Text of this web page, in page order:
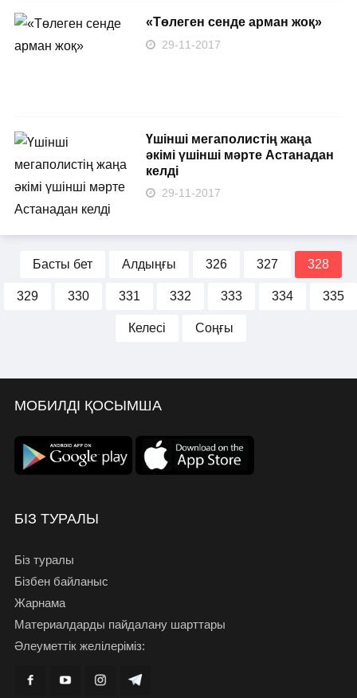
«Төлеген сенде арман жоқ»
29-11-2017
Үшінші мегаполистің жаңа
әкімі үшінші мәрте Астанадан
келді
29-11-2017
Басты бет Алдыңғы 326 327 328
329 330 331 332 333 334 335
Келесі Соңғы
МОБИЛДІ ҚОСЫМША
БІЗ ТУРАЛЫ
Біз туралы
Бізбен байланыс
Жарнама
Материалдарды пайдалану шарттары
Әлеуметтік желілеріміз: